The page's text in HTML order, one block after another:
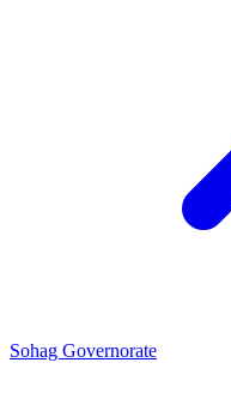
Sohag Governorate